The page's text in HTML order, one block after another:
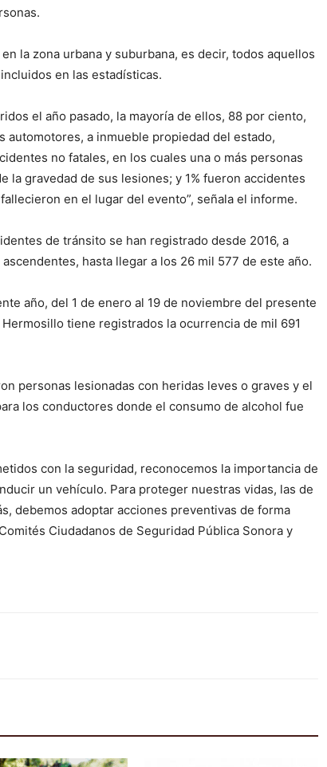
la zona urbana y suburbana, es decir, todos aquellos
en las estadísticas.
el año pasado, la mayoría de ellos, 88 por ciento,
automotores, a inmueble propiedad del estado,
no fatales, en los cuales una o más personas
la gravedad de sus lesiones; y 1% fueron accidentes
en el lugar del evento”, señala el informe.
de tránsito se han registrado desde 2016, a
hasta llegar a los 26 mil 577 de este año.
año, del 1 de enero al 19 de noviembre del presente
tiene registrados la ocurrencia de mil 691
personas lesionadas con heridas leves o graves y el
los conductores donde el consumo de alcohol fue
con la seguridad, reconocemos la importancia de
un vehículo. Para proteger nuestras vidas, las de
debemos adoptar acciones preventivas de forma
Ciudadanos de Seguridad Pública Sonora y